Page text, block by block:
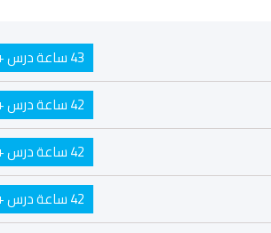
43 ساعة درس + 21 ساعة تدريب
42 ساعة درس + 21 ساعة تدريب
42 ساعة درس + 21 ساعة تدريب
42 ساعة درس + 21 ساعة تدريب